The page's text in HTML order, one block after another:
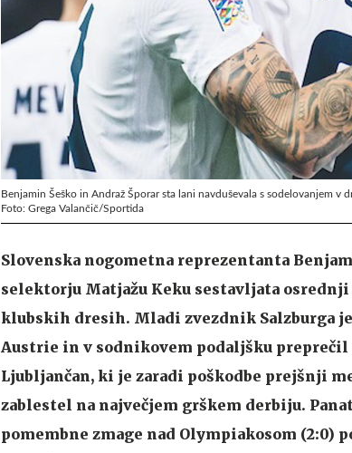
Benjamin Šeško in Andraž Šporar sta lani navduševala s sodelovanjem v
Foto: Grega Valančič/Sportida
Slovenska nogometna reprezentanta
selektorju Matjažu Keku sestavljata
klubskih dresih. Mladi zvezdnik Salzburga
Austrie in v sodnikovem podaljšku preprečil
Ljubljančan, ki je zaradi poškodbe prejšnji
zablestel na največjem grškem derbiju.
pomembne zmage nad Olympiakosom